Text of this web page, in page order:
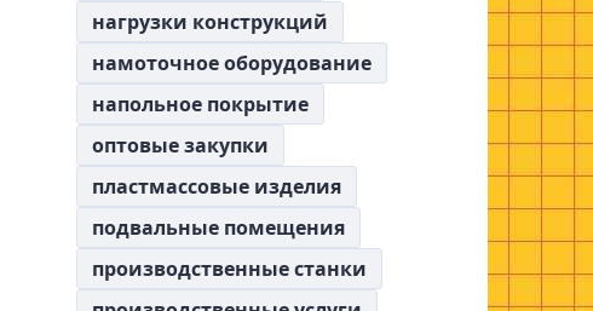
нагрузки конструкций
намоточное оборудование
напольное покрытие
оптовые закупки
пластмассовые изделия
подвальные помещения
производственные станки